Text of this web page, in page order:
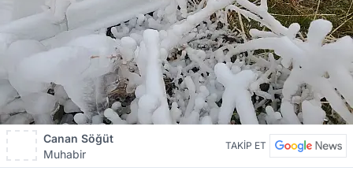
Canan Söğüt
Muhabir
TAKİP ET